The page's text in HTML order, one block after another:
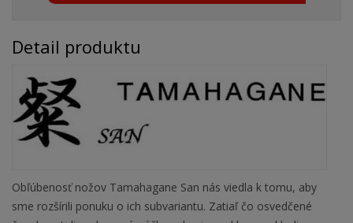
Detail produktu
Obľúbenosť nožov Tamahagane San nás viedla k tomu, aby
sme rozšírili ponuku o ich subvariantu. Zatiaľ čo osvedčené